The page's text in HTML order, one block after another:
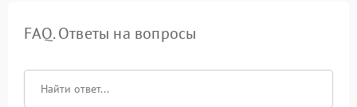
FAQ. Ответы на вопросы